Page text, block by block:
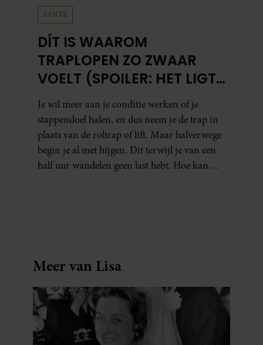
SANTE
DÍT IS WAAROM
TRAPLOPEN ZO ZWAAR
VOELT (SPOILER: HET LIGT
NIET AAN JE CONDITIE)
Je wil meer aan je conditie werken of je
stappendoel halen, en dus neem je de trap in
plaats van de roltrap of lift. Maar halverwege
begin je al met hijgen. Dit terwijl je van een
half uur wandelen geen last hebt. Hoe kan
Meer van Lisa